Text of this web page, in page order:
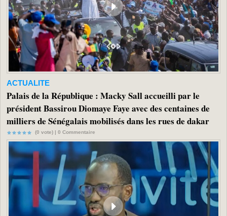
ACTUALITE
Palais de la République : Macky Sall accueilli par le
président Bassirou Diomaye Faye avec des centaines de
milliers de Sénégalais mobilisés dans les rues de dakar
(0 vote) | 0 Commentaire